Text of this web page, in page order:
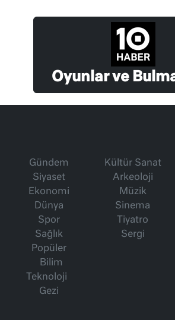
Oyunlar ve
Gündem
Siyaset
Ekonomi
Dünya
Spor
Sağlık
Popüler
Bilim
Teknoloji
Gezi
Kültür Sanat
Arkeoloji
Müzik
Sinema
Tiyatro
Sergi